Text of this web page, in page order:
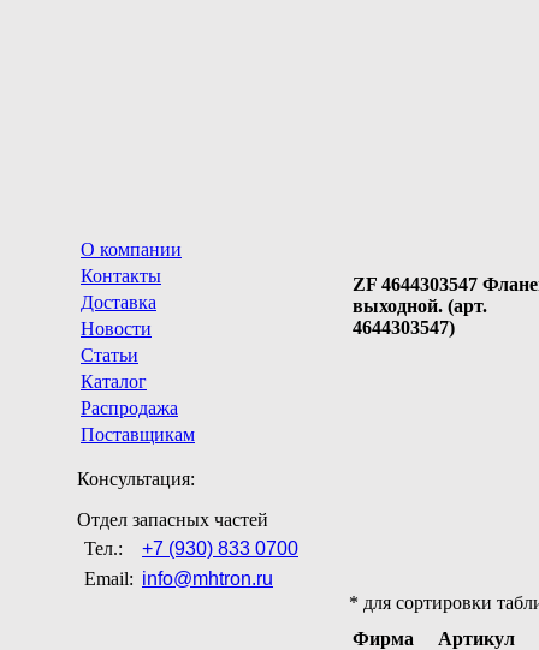
О компании
Контакты
Доставка
Новости
Статьи
Каталог
Распродажа
Поставщикам
Консультация:
Отдел запасных частей
Тел.:
+7 (930) 833 0700
Email: info@mhtron.ru
ZF 4644303547
выходной. (арт.
4644303547)
* для сортировки
Фирма
Артикул